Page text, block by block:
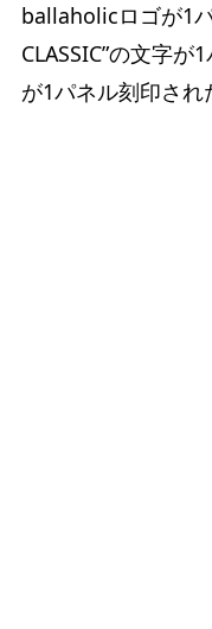
ballaholicロゴが1
CLASSIC”の文字が
が1パネル刻印され